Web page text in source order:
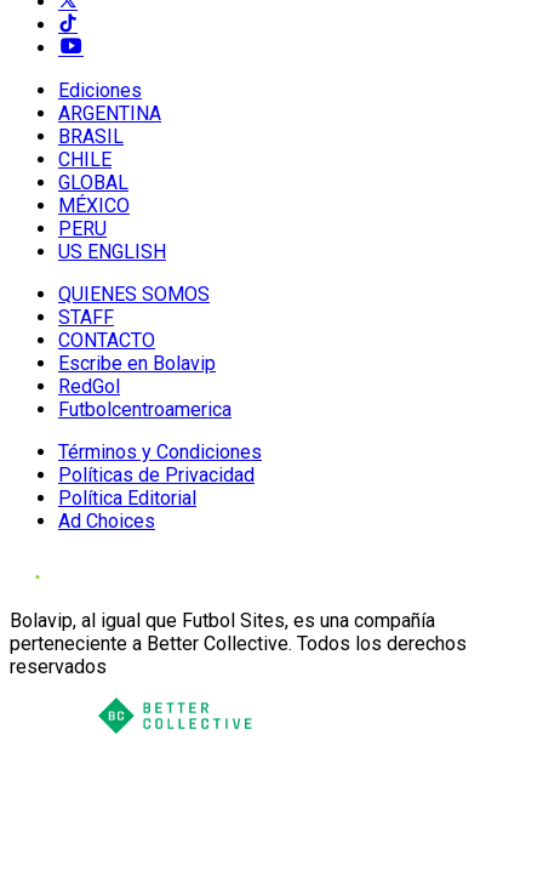
Ediciones
ARGENTINA
BRASIL
CHILE
GLOBAL
MÉXICO
PERU
US ENGLISH
QUIENES SOMOS
STAFF
CONTACTO
Escribe en Bolavip
RedGol
Futbolcentroamerica
Términos y Condiciones
Políticas de Privacidad
Política Editorial
Ad Choices
Bolavip, al igual que Futbol Sites, es una compañía
perteneciente a Better Collective. Todos los derechos
reservados